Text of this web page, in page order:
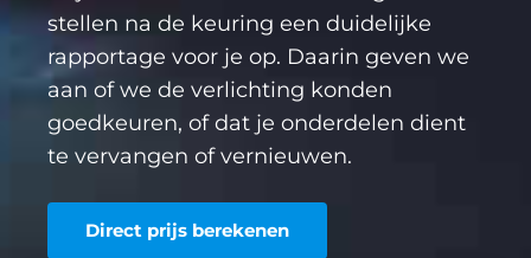
stellen na de keuring een duidelijke
rapportage voor je op. Daarin geven we
aan of we de verlichting konden
goedkeuren, of dat je onderdelen dient
te vervangen of vernieuwen.
Direct prijs berekenen